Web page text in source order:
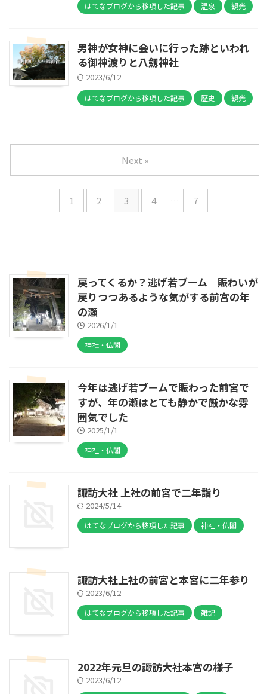
はてなブログから移項した記事 温泉 観光
男神が女神に会いに行った跡といわれ
る御神渡りと八劔神社
2023/6/12
はてなブログから移項した記事 歴史 観光
1 2 3 4 … 7
Next »
戻ってくるか？逃げ若ブーム 賑わいが
戻りつつあるような気がする前宮の年
の瀬
2026/1/1
神社・仏閣
今年は逃げ若ブームで賑わった前宮で
すが、年の瀬はとても静かで厳かな雰
囲気でした
2025/1/1
神社・仏閣
諏訪大社 上社の前宮で二年詣り
2024/5/14
はてなブログから移項した記事 神社・仏閣
諏訪大社上社の前宮と本宮に二年参り
2023/6/12
はてなブログから移項した記事 雑記
2022年元旦の諏訪大社本宮の様子
2023/6/12